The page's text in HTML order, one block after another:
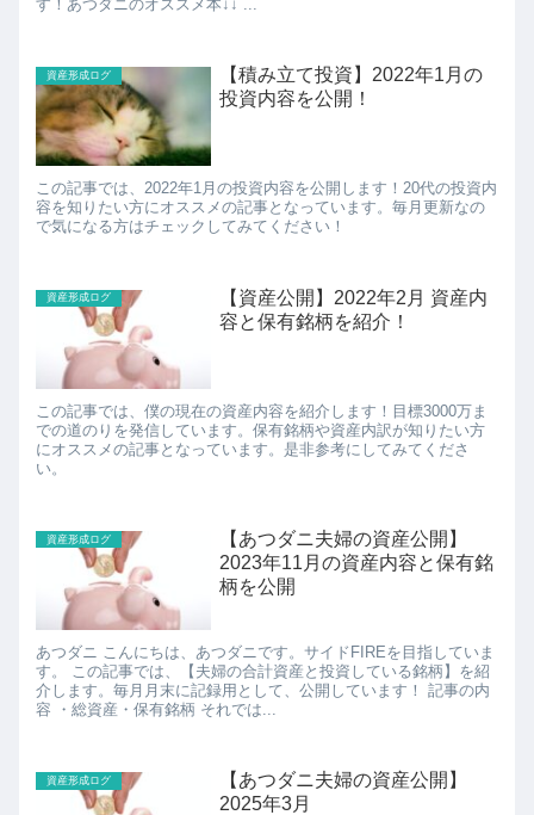
す！あつダニのオススメ本↓↓ ...
資産形成ログ
【積み立て投資】2022年1月の
投資内容を公開！
この記事では、2022年1月の投資内容を公開します！20代の投資内
容を知りたい方にオススメの記事となっています。毎月更新なの
で気になる方はチェックしてみてください！
資産形成ログ
【資産公開】2022年2月 資産内
容と保有銘柄を紹介！
この記事では、僕の現在の資産内容を紹介します！目標3000万ま
での道のりを発信しています。保有銘柄や資産内訳が知りたい方
にオススメの記事となっています。是非参考にしてみてくださ
い。
資産形成ログ
【あつダニ夫婦の資産公開】
2023年11月の資産内容と保有銘
柄を公開
あつダニ こんにちは、あつダニです。サイドFIREを目指していま
す。 この記事では、【夫婦の合計資産と投資している銘柄】を紹
介します。毎月月末に記録用として、公開しています！ 記事の内
容 ・総資産・保有銘柄 それでは...
資産形成ログ
【あつダニ夫婦の資産公開】
2025年3月